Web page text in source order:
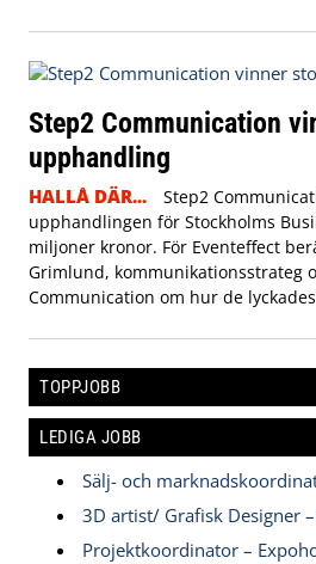
Step2 Communication
upphandling
HALLÅ DÄR...
Step2
upphandlingen för Stockholms
miljoner kronor. För Eventeffect
Grimlund, kommunikationsstrateg
Communication om hur de
TOPPJOBB
LEDIGA JOBB
Sälj- och
3D artist/ Grafisk Designer
Projektkoordinator –